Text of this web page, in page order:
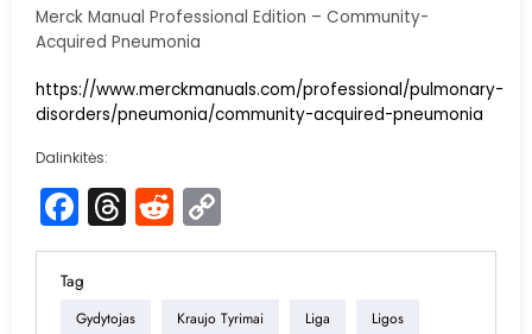
Merck Manual Professional Edition – Community-
Acquired Pneumonia
https://www.merckmanuals.com/professional/pulmonary-
disorders/pneumonia/community-acquired-pneumonia
Dalinkitės:
Facebook
Threads
Reddit
Link
Tag
Gydytojas Kraujo Tyrimai Liga Ligos